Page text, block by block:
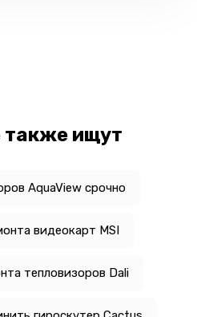
также ищут
AquaView срочно
видеокарт MSI
тепловизоров Dali